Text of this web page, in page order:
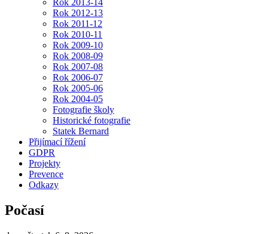
Rok 2013-14
Rok 2012-13
Rok 2011-12
Rok 2010-11
Rok 2009-10
Rok 2008-09
Rok 2007-08
Rok 2006-07
Rok 2005-06
Rok 2004-05
Fotografie školy
Historické fotografie
Statek Bernard
Přijímací řížení
GDPR
Projekty
Prevence
Odkazy
Počasí